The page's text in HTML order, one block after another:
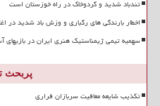
تندباد شدید و گردوخاک در راه خوزستان است
اخطار بارندگی های رگباری و وزش باد شدید در
سهمیه تیمی ژیمناستیک هنری ایران در
پربحث
تکذیب شایعه معافیت سربازان فراری